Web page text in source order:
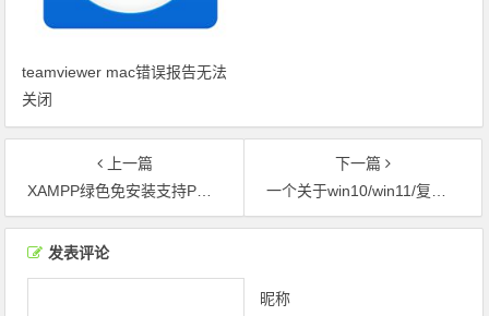
teamviewer mac错误报告无法
关闭
上一篇
XAMPP绿色免安装支持PHP5.3、5.6及7.0一键切换
下一篇
一个关于win10/win11/复制和粘贴的内容不一致的病毒
文章导航
发表评论
昵称